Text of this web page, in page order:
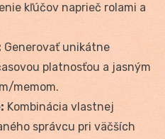
kľúčov naprieč rolami a
Generovať unikátne
platnosťou a jasným
memom.
Kombinácia vlastnej
správcu pri väčších